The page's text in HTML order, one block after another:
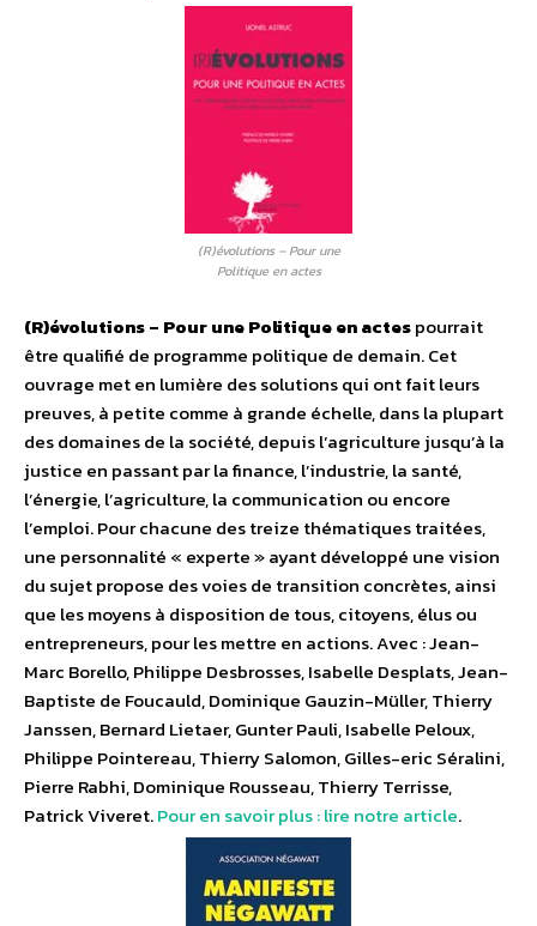
(R)évolutions – Pour une
Politique en actes
(R)évolutions – Pour une Politique en actespourrait
être qualifié de programme politique de demain. Cet
ouvrage met en lumière des solutions qui ont fait leurs
preuves, à petite comme à grande échelle, dans la plupart
des domaines de la société, depuis l’agriculture jusqu’à la
justice en passant par la finance, l’industrie, la santé,
l’énergie, l’agriculture, la communication ou encore
l’emploi. Pour chacune des treize thématiques traitées,
une personnalité « experte » ayant développé une vision
du sujet propose des voies de transition concrètes, ainsi
que les moyens à disposition de tous, citoyens, élus ou
entrepreneurs, pour les mettre en actions. Avec : Jean-
Marc Borello, Philippe Desbrosses, Isabelle Desplats, Jean-
Baptiste de Foucauld, Dominique Gauzin-Müller, Thierry
Janssen, Bernard Lietaer, Gunter Pauli, Isabelle Peloux,
Philippe Pointereau, Thierry Salomon, Gilles-eric Séralini,
Pierre Rabhi, Dominique Rousseau, Thierry Terrisse,
Patrick Viveret.Pour en savoir plus : lire notre article.